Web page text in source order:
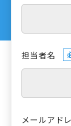
担当者名
メールアド